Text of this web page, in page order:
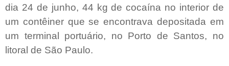
dia 24 de junho, 44 kg de cocaína no interior de
um contêiner que se encontrava depositada em
um terminal portuário, no Porto de Santos, no
litoral de São Paulo.